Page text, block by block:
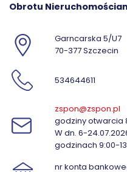
Obrotu
Garncarska 5/U7
70-377 Szczecin
534644611
zspon@zspon.pl
godziny otwarcia
W dn. 6-
godzinach 9:00-
nr konta